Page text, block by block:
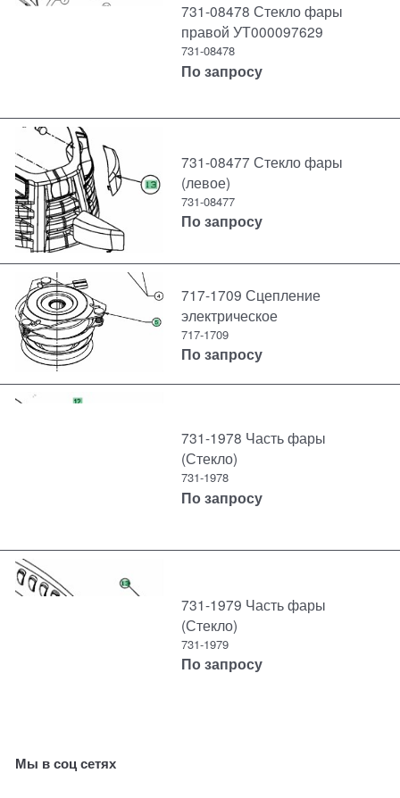
731-08478 Стекло фары
правой УТ000097629
731-08478
По запросу
731-08477 Стекло фары
(левое)
731-08477
По запросу
717-1709 Сцепление
электрическое
717-1709
По запросу
731-1978 Часть фары
(Стекло)
731-1978
По запросу
731-1979 Часть фары
(Стекло)
731-1979
По запросу
Мы в соц сетях